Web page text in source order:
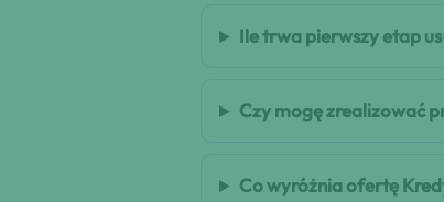
Ile trwa pierwszy etap
Czy mogę zrealizować
Co wyróżnia ofertę